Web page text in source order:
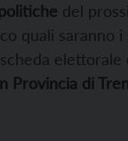
politiche del
quali saranno i
Provincia di